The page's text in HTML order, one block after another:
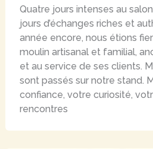
Quatre jours intenses au
jours d’échanges riches et
année encore, nous étions
moulin artisanal et familial,
et au service de ses clients.
sont passés sur notre stand.
confiance, votre curiosité,
rencontres